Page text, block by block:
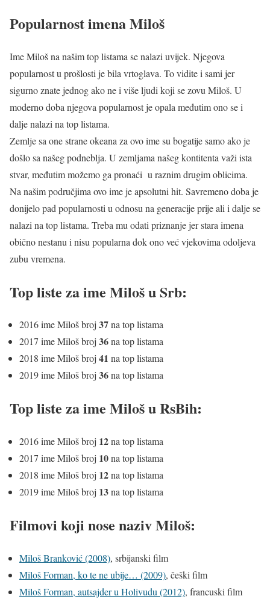
Popularnost imena Miloš
Ime Miloš na našim top listama se nalazi uvijek. Njegova
popularnost u prošlosti je bila vrtoglava. To vidite i sami jer
sigurno znate jednog ako ne i više ljudi koji se zovu Miloš. U
moderno doba njegova popularnost je opala međutim ono se i
dalje nalazi na top listama.
Zemlje sa one strane okeana za ovo ime su bogatije samo ako je
došlo sa našeg podneblja. U zemljama našeg kontitenta važi ista
stvar, međutim možemo ga pronaći u raznim drugim oblicima.
Na našim područjima ovo ime je apsolutni hit. Savremeno doba je
donijelo pad popularnosti u odnosu na generacije prije ali i dalje se
nalazi na top listama. Treba mu odati priznanje jer stara imena
obično nestanu i nisu popularna dok ono već vjekovima odoljeva
zubu vremena.
Top liste za ime Miloš u Srb:
2016 ime Miloš broj 37na top listama
2017 ime Miloš broj 36na top listama
2018 ime Miloš broj 41 na top listama
2019 ime Miloš broj 36na top listama
Top liste za ime Miloš u RsBih:
2016 ime Miloš broj 12na top listama
2017 ime Miloš broj 10na top listama
2018 ime Miloš broj 12na top listama
2019 ime Miloš broj 13na top listama
Filmovi koji nose naziv Miloš:
Miloš Branković (2008), srbijanski film
Miloš Forman, ko te ne ubije… (2009), češki film
Miloš Forman, autsajder u Holivudu (2012), francuski film